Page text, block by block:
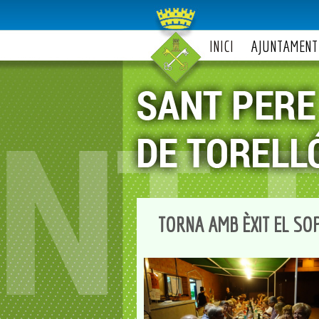
INICI AJUNTAMENT
TORNA AMB ÈXIT EL